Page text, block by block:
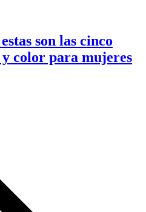
son las cinco
color para mujeres